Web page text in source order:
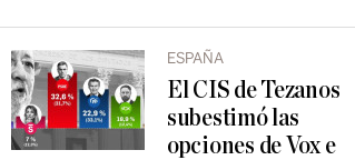
ESPAÑA
El CIS de Tezanos
subestimó las
opciones de Vox e